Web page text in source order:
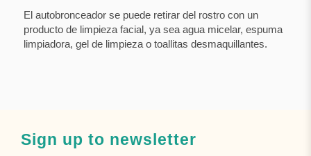
El autobronceador se puede retirar del rostro con un
producto de limpieza facial, ya sea agua micelar, espuma
limpiadora, gel de limpieza o toallitas desmaquillantes.
Sign up to newsletter